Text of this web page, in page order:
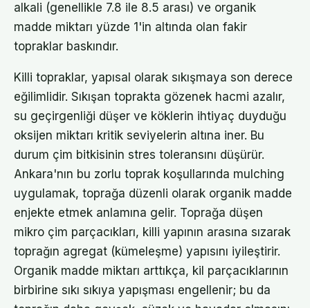
alkali (genellikle 7.8 ile 8.5 arası) ve organik
madde miktarı yüzde 1'in altında olan fakir
topraklar baskındır.
Killi topraklar, yapısal olarak sıkışmaya son derece
eğilimlidir. Sıkışan toprakta gözenek hacmi azalır,
su geçirgenliği düşer ve köklerin ihtiyaç duyduğu
oksijen miktarı kritik seviyelerin altına iner. Bu
durum çim bitkisinin stres toleransını düşürür.
Ankara'nın bu zorlu toprak koşullarında mulching
uygulamak, toprağa düzenli olarak organik madde
enjekte etmek anlamına gelir. Toprağa düşen
mikro çim parçacıkları, killi yapının arasına sızarak
toprağın agregat (kümeleşme) yapısını iyileştirir.
Organik madde miktarı arttıkça, kil parçacıklarının
birbirine sıkı sıkıya yapışması engellenir; bu da